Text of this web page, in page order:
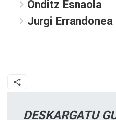
Onditz Esnaola
Jurgi Errandonea
DESKARGATU